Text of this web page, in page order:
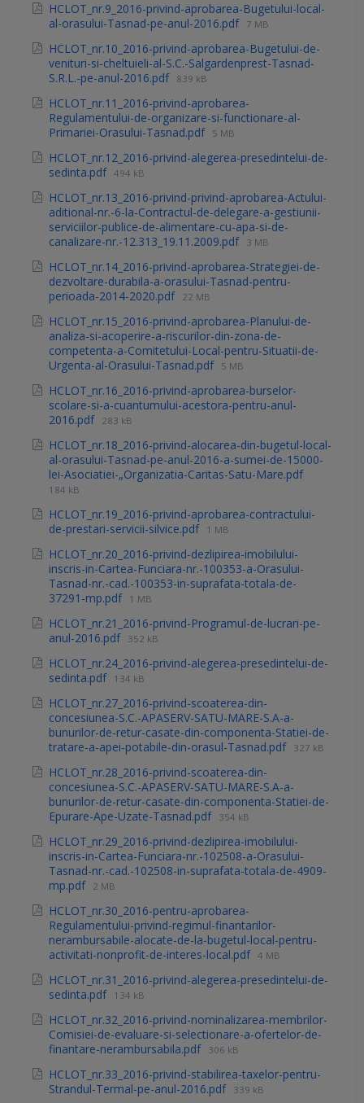
HCLOT_nr.9_2016-privind-aprobarea-Bugetului-local-
al-orasului-Tasnad-pe-anul-2016.pdf 7 MB
HCLOT_nr.10_2016-privind-aprobarea-Bugetului-de-
venituri-si-cheltuieli-al-S.C.-Salgardenprest-Tasnad-
S.R.L.-pe-anul-2016.pdf 839 kB
HCLOT_nr.11_2016-privind-aprobarea-
Regulamentului-de-organizare-si-functionare-al-
Primariei-Orasului-Tasnad.pdf 5 MB
HCLOT_nr.12_2016-privind-alegerea-presedintelui-de-
sedinta.pdf 494 kB
HCLOT_nr.13_2016-privind-privind-aprobarea-Actului-
aditional-nr.-6-la-Contractul-de-delegare-a-gestiunii-
serviciilor-publice-de-alimentare-cu-apa-si-de-
canalizare-nr.-12.313_19.11.2009.pdf 3 MB
HCLOT_nr.14_2016-privind-aprobarea-Strategiei-de-
dezvoltare-durabila-a-orasului-Tasnad-pentru-
perioada-2014-2020.pdf 22 MB
HCLOT_nr.15_2016-privind-aprobarea-Planului-de-
analiza-si-acoperire-a-riscurilor-din-zona-de-
competenta-a-Comitetului-Local-pentru-Situatii-de-
Urgenta-al-Orasului-Tasnad.pdf 5 MB
HCLOT_nr.16_2016-privind-aprobarea-burselor-
scolare-si-a-cuantumului-acestora-pentru-anul-
2016.pdf 283 kB
HCLOT_nr.18_2016-privind-alocarea-din-bugetul-local-
al-orasului-Tasnad-pe-anul-2016-a-sumei-de-15000-
lei-Asociatiei-„Organizatia-Caritas-Satu-Mare.pdf
184 kB
HCLOT_nr.19_2016-privind-aprobarea-contractului-
de-prestari-servicii-silvice.pdf 1 MB
HCLOT_nr.20_2016-privind-dezlipirea-imobilului-
inscris-in-Cartea-Funciara-nr.-100353-a-Orasului-
Tasnad-nr.-cad.-100353-in-suprafata-totala-de-
37291-mp.pdf 1 MB
HCLOT_nr.21_2016-privind-Programul-de-lucrari-pe-
anul-2016.pdf 352 kB
HCLOT_nr.24_2016-privind-alegerea-presedintelui-de-
sedinta.pdf 134 kB
HCLOT_nr.27_2016-privind-scoaterea-din-
concesiunea-S.C.-APASERV-SATU-MARE-S.A-a-
bunurilor-de-retur-casate-din-componenta-Statiei-de-
tratare-a-apei-potabile-din-orasul-Tasnad.pdf 327 kB
HCLOT_nr.28_2016-privind-scoaterea-din-
concesiunea-S.C.-APASERV-SATU-MARE-S.A-a-
bunurilor-de-retur-casate-din-componenta-Statiei-de-
Epurare-Ape-Uzate-Tasnad.pdf 354 kB
HCLOT_nr.29_2016-privind-dezlipirea-imobilului-
inscris-in-Cartea-Funciara-nr.-102508-a-Orasului-
Tasnad-nr.-cad.-102508-in-suprafata-totala-de-4909-
mp.pdf 2 MB
HCLOT_nr.30_2016-pentru-aprobarea-
Regulamentului-privind-regimul-finantarilor-
nerambursabile-alocate-de-la-bugetul-local-pentru-
activitati-nonprofit-de-interes-local.pdf 4 MB
HCLOT_nr.31_2016-privind-alegerea-presedintelui-de-
sedinta.pdf 134 kB
HCLOT_nr.32_2016-privind-nominalizarea-membrilor-
Comisiei-de-evaluare-si-selectionare-a-ofertelor-de-
finantare-nerambursabila.pdf 306 kB
HCLOT_nr.33_2016-privind-stabilirea-taxelor-pentru-
Strandul-Termal-pe-anul-2016.pdf 339 kB